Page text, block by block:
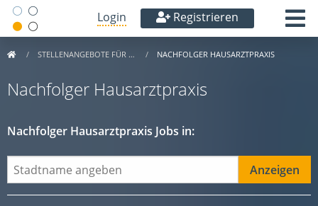
Login Registrieren
STELLENANGEBOTE FÜR … NACHFOLGER HAUSARZTPRAXIS
Nachfolger Hausarztpraxis
Nachfolger Hausarztpraxis Jobs in: